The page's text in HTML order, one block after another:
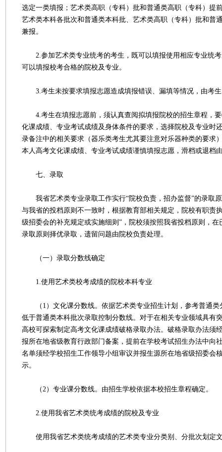
选定一类填报；艺术类高职（专科）批和普通类高职（专科）提
艺术类本科各批次和普通类本科批、艺术类高职（专科）批和普
兼报。
2.参加艺术类专业统考的考生，既可以填报使用相应专业统考
可以填报校考合格的院校及专业。
3.考生未按要求填报志愿造成填报错误、漏填等情况，由考生
4.考生在填报志愿前，须认真查阅拟填报院校的招生章程，要
化课成绩、专业考试成绩及身体条件的要求，选择院校及专业时
录备注中的相关要求（器乐类考生尤其要注意对乐器种类的要求
本人高考文化课成绩、专业考试成绩谨慎填报志愿，滑档或退档
七、录取
我省艺术类专业录取工作实行“院校负责，招办监督”的录取
与我省的投档原则不一致时，根据教育部相关规定，院校有职责
级招委会的补充规定或实施细则”，院校须按照我省投档原则，在
录取原则择优录取，遗留问题由院校负责处理。
（一）录取分数线确定
1.使用艺术类校考成绩的院校本科专业
（1）文化课分数线。依据艺术类专业招生计划，参考普通类
低于普通类本科批次录取控制分数线。对于在相关专业领域具有
高校可探索制定高考文化课成绩破格录取办法。破格录取办法须
报所在地省级教育行政部门备案，提前在学校考试招生办法中向
名单须经学校招生工作领导小组审议并报生源所在地省级招委会
示。
（2）专业课分数线。由招生学校依据本校招生章程确定。
2.使用我省艺术类统考成绩的院校及专业
使用我省艺术类统考成绩的艺术类专业分类别、分批次划定